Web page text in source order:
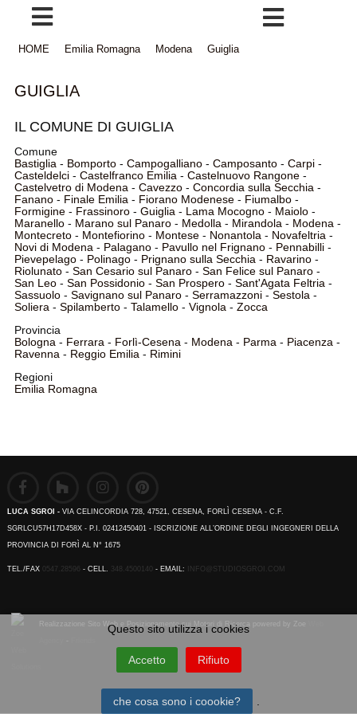
HOME Emilia Romagna Modena Guiglia
GUIGLIA
IL COMUNE DI GUIGLIA
Comune
Bastiglia- Bomporto- Campogalliano- Camposanto- Carpi-
Casteldelci- Castelfranco Emilia- Castelnuovo Rangone-
Castelvetro di Modena- Cavezzo- Concordia sulla Secchia-
Fanano- Finale Emilia- Fiorano Modenese- Fiumalbo-
Formigine- Frassinoro- Guiglia- Lama Mocogno- Maiolo-
Maranello- Marano sul Panaro- Medolla- Mirandola- Modena-
Montecreto- Montefiorino- Montese- Nonantola- Novafeltria-
Novi di Modena- Palagano- Pavullo nel Frignano- Pennabilli-
Pievepelago- Polinago- Prignano sulla Secchia- Ravarino-
Riolunato- San Cesario sul Panaro- San Felice sul Panaro-
San Leo- San Possidonio- San Prospero- Sant'Agata Feltria-
Sassuolo- Savignano sul Panaro- Serramazzoni- Sestola-
Soliera- Spilamberto- Talamello- Vignola- Zocca
Provincia
Bologna- Ferrara- Forlì-Cesena- Modena- Parma- Piacenza-
Ravenna- Reggio Emilia- Rimini
Regioni
Emilia Romagna
LUCA SGROI - VIA CELINCORDIA 728, 47521, CESENA, FORLÌ CESENA - C.F.
SGRLCU57H17D458X - P.I. 02412450401 - ISCRIZIONE ALL’ORDINE DEGLI INGEGNERI DELLA
PROVINCIA DI FORÌ AL N° 1675
TEL./FAX 0547.28596 - CELL. 348.4500140 - EMAIL: INFO@STUDIOSGROI.COM
Realizzazione Sito Web e Posizionamento sui Motori di Ricerca powered by Zoe
Emilia Romagna
Questo sito utilizza i cookies
Accetto Rifiuto
che cosa sono i coookie? .